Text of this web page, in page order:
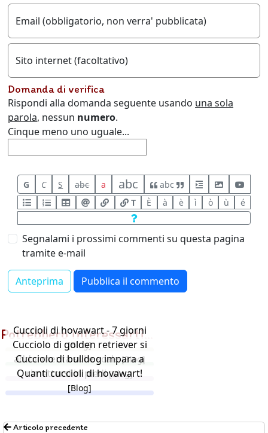
Email (obbligatorio, non verra' pubblicata)
Sito internet (facoltativo)
Domanda di verifica
Rispondi alla domanda seguente usando una sola
parola, nessun numero.
Cinque meno uno uguale...
G C S abc a abc
abc
T
È à è ì ò ù é
Segnalami i prossimi commenti su questa pagina
tramite e-mail
Potrebbero interessarti...
Cuccioli di hovawart - 7 giorni
[Blog]
Cucciolo di golden retriever si
addormenta sulle scale[Blog]
Cucciolo di bulldog impara a
rimettersi in piedi[Blog]
Quanti cuccioli di hovawart!
[Blog]
Articolo precedente